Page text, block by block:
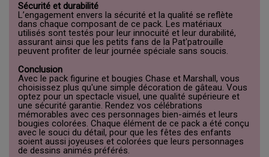
Sécurité et durabilité
L’engagement envers la sécurité et la qualité se reflète
dans chaque composant de ce pack. Les matériaux
utilisés sont testés pour leur innocuité et leur durabilité,
assurant ainsi que les petits fans de la Pat'patrouille
peuvent profiter de leur journée spéciale sans soucis.
Conclusion
Avec le pack figurine et bougies Chase et Marshall, vous
choisissez plus qu'une simple décoration de gâteau. Vous
optez pour un spectacle visuel, une qualité supérieure et
une sécurité garantie. Rendez vos célébrations
mémorables avec ces personnages bien-aimés et leurs
bougies colorées. Chaque élément de ce pack a été conçu
avec le souci du détail, pour que les fêtes des enfants
soient aussi joyeuses et colorées que leurs personnages
de dessins animés préférés.